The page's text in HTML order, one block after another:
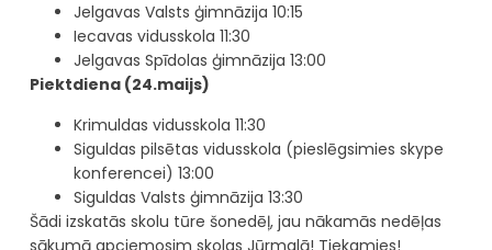
Jelgavas Valsts ģimnāzija 10:15
Iecavas vidusskola 11:30
Jelgavas Spīdolas ģimnāzija 13:00
Piektdiena (24.maijs)
Krimuldas vidusskola 11:30
Siguldas pilsētas vidusskola (pieslēgsimies skype
konferencei) 13:00
Siguldas Valsts ģimnāzija 13:30
Šādi izskatās skolu tūre šonedēļ, jau nākamās nedēļas
sākumā apciemosim skolas Jūrmalā! Tiekamies!